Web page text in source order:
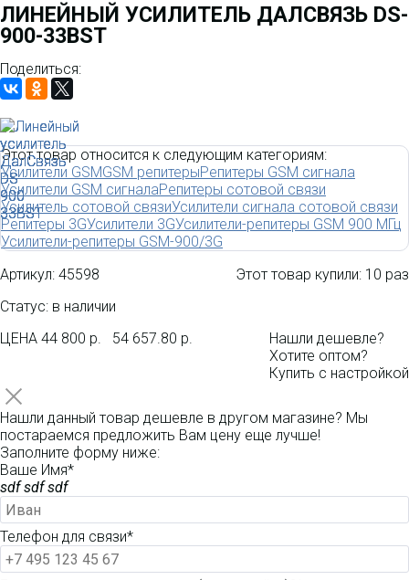
ЛИНЕЙНЫЙ УСИЛИТЕЛЬ ДАЛСВЯЗЬ DS-
900-33BST
Поделиться:
Этот товар относится к следующим категориям:
Усилители GSMGSM репитерыРепитеры GSM сигнала
Усилители GSM сигналаРепитеры сотовой связи
Усилитель сотовой связиУсилители сигнала сотовой связи
Репитеры 3GУсилители 3GУсилители-репитеры GSM 900 МГц
Усилители-репитеры GSM-900/3G
Артикул: 45598
Статус: в наличии
Этот товар купили: 10 раз
ЦЕНА 44 800 р. 54 657.80 р.
Нашли дешевле?
Хотите оптом?
Купить с настройкой
Нашли данный товар дешевле в другом магазине? Мы
постараемся предложить Вам цену еще лучше!
Заполните форму ниже:
Ваше Имя*
sdf sdf sdf
Телефон для связи*